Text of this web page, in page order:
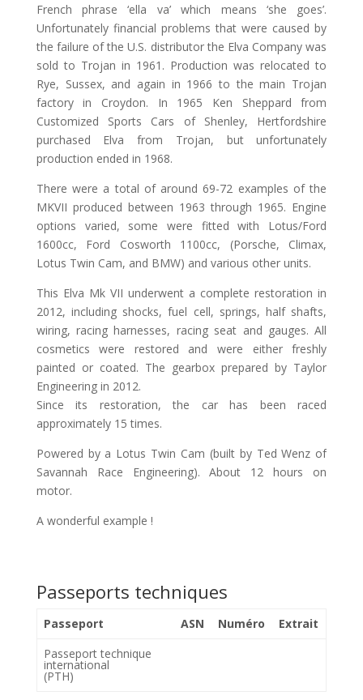
French phrase ‘ella va’ which means ‘she goes’.
Unfortunately financial problems that were caused by
the failure of the U.S. distributor the Elva Company was
sold to Trojan in 1961. Production was relocated to
Rye, Sussex, and again in 1966 to the main Trojan
factory in Croydon. In 1965 Ken Sheppard from
Customized Sports Cars of Shenley, Hertfordshire
purchased Elva from Trojan, but unfortunately
production ended in 1968.
There were a total of around 69-72 examples of the
MKVII produced between 1963 through 1965. Engine
options varied, some were fitted with Lotus/Ford
1600cc, Ford Cosworth 1100cc, (Porsche, Climax,
Lotus Twin Cam, and BMW) and various other units.
This Elva Mk VII underwent a complete restoration in
2012, including shocks, fuel cell, springs, half shafts,
wiring, racing harnesses, racing seat and gauges. All
cosmetics were restored and were either freshly
painted or coated. The gearbox prepared by Taylor
Engineering in 2012.
Since its restoration, the car has been raced
approximately 15 times.
Powered by a Lotus Twin Cam (built by Ted Wenz of
Savannah Race Engineering). About 12 hours on
motor.
A wonderful example !
Passeports techniques
Passeport ASN Numéro
Extrait
Passeport technique
international
(PTH)